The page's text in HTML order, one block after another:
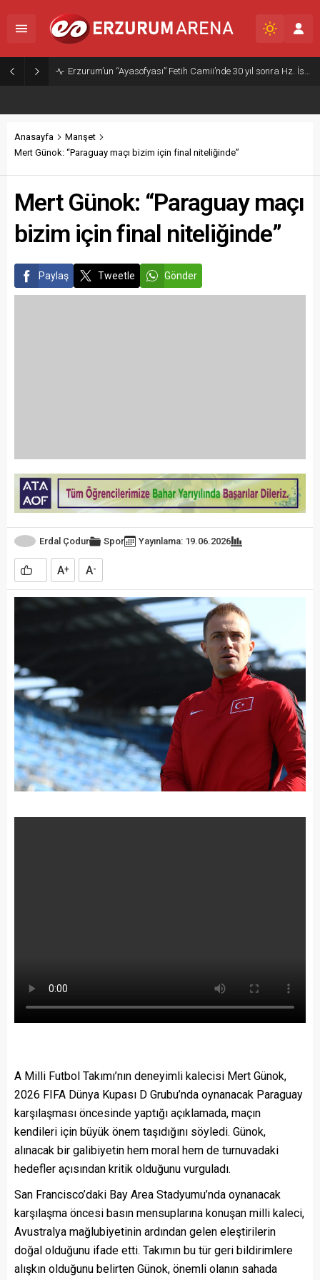
Erzurum’un “Ayasofyası” Fetih Camii’nde 30 yıl sonra Hz. İsa freski yeniden ortaya çıktı
Anasayfa
Manşet
Mert Günok: “Paraguay maçı bizim için final niteliğinde”
Mert Günok: “Paraguay maçı
bizim için final niteliğinde”
Paylaş Tweetle Gönder
Erdal Çodur Spor Yayınlama: 19.06.2026
A+ A-
A Milli Futbol Takımı’nın deneyimli kalecisi Mert Günok,
2026 FIFA Dünya Kupası D Grubu’nda oynanacak Paraguay
karşılaşması öncesinde yaptığı açıklamada, maçın
kendileri için büyük önem taşıdığını söyledi. Günok,
alınacak bir galibiyetin hem moral hem de turnuvadaki
hedefler açısından kritik olduğunu vurguladı.
San Francisco’daki Bay Area Stadyumu’nda oynanacak
karşılaşma öncesi basın mensuplarına konuşan milli kaleci,
Avustralya mağlubiyetinin ardından gelen eleştirilerin
doğal olduğunu ifade etti. Takımın bu tür geri bildirimlere
alışkın olduğunu belirten Günok, önemli olanın sahada